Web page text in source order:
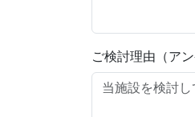
ご検討理由（アン